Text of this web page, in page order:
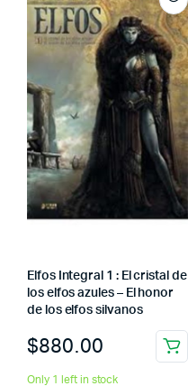
Elfos Integral 1 : El cristal de
los elfos azules – El honor
de los elfos silvanos
$880.00
Only 1 left in stock